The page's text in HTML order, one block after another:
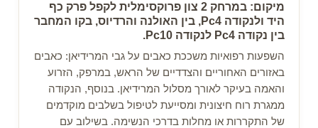
מיקום: במרחק 2 צון פרוקסימלית לקפל פרק כף
היד ולנקודה Pc4, בין האולנה והרדיוס, בקו המחבר
בין נקודה Pc4 לנקודה Pc10.
השפעות רפואיות משככת כאבים על גבי המרידיאן: כאבים
באזורים האחוריים והצדדיים של הראש, במרפק, הזרוע
והאמה בעיקר לאורך מסלול המרידיאן. בנוסף, הנקודה
ממגרת רוח חיצונית ומסייעת לטיפול בשלבים מוקדמים
של התקררות או מחלות בדרכי הנשימה. בשילוב עם